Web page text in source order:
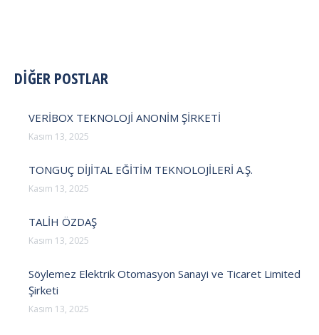
POST
DİĞER POSTLAR
VERİBOX TEKNOLOJİ ANONİM ŞİRKETİ
Kasım 13, 2025
TONGUÇ DİJİTAL EĞİTİM TEKNOLOJİLERİ A.Ş.
Kasım 13, 2025
TALİH ÖZDAŞ
Kasım 13, 2025
Söylemez Elektrik Otomasyon Sanayi ve Ticaret Limited
Şirketi
Kasım 13, 2025